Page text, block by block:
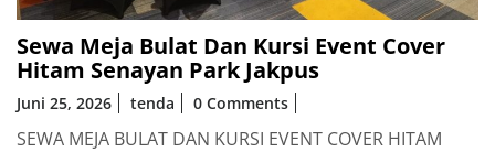
Sewa Meja Bulat Dan Kursi Event Cover
Hitam Senayan Park Jakpus
Juni 25, 2026 tenda 0 Comments
SEWA MEJA BULAT DAN KURSI EVENT COVER HITAM